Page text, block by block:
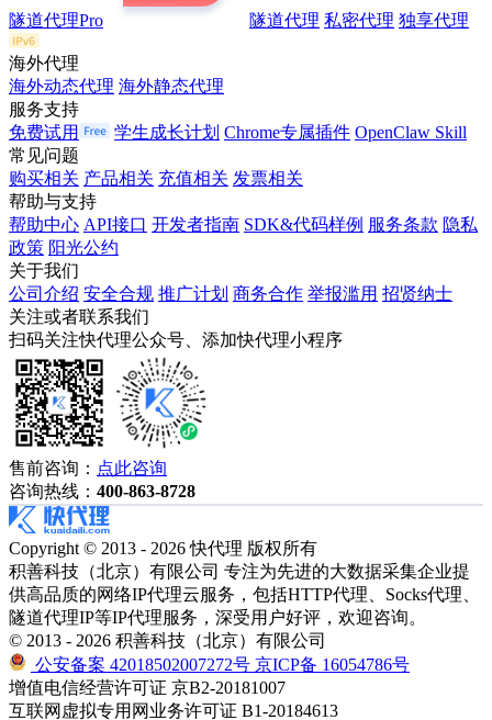
隧道代理Pro 隧道代理 私密代理 独享代理
海外代理
海外动态代理 海外静态代理
服务支持
免费试用
学生成长计划 Chrome专属插件 OpenClaw Skill
常见问题
购买相关 产品相关 充值相关 发票相关
帮助与支持
帮助中心 API接口 开发者指南 SDK&代码样例 服务条款 隐私
政策 阳光公约
关于我们
公司介绍 安全合规 推广计划 商务合作 举报滥用 招贤纳士
关注或者联系我们
扫码关注快代理公众号、添加快代理小程序
售前咨询： 点此咨询
咨询热线： 400-863-8728
Copyright © 2013 - 2026 快代理 版权所有
积善科技（北京）有限公司 专注为先进的大数据采集企业提
供高品质的网络IP代理云服务，包括HTTP代理、Socks代理、
隧道代理IP等IP代理服务，深受用户好评，欢迎咨询。
© 2013 - 2026 积善科技（北京）有限公司
公安备案 42018502007272号 京ICP备 16054786号
增值电信经营许可证 京B2-20181007
互联网虚拟专用网业务许可证 B1-20184613